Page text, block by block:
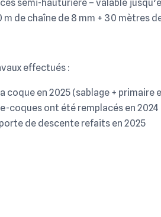
semi-hauturière – valable
m de chaîne de 8 mm + 30 mètres
effectués :
coque en 2025 (sablage + primaire
coques ont été remplacés en 2024
de descente refaits en 2025